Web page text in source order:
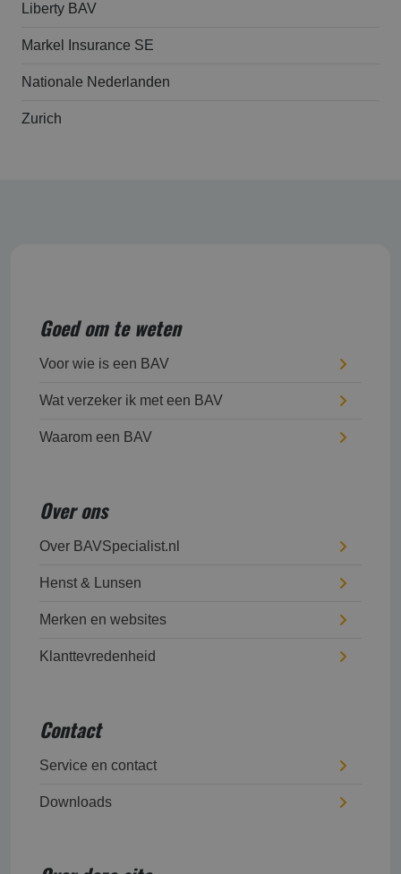
Liberty BAV
Markel Insurance SE
Nationale Nederlanden
Zurich
Goed om te weten
Voor wie is een BAV
Wat verzeker ik met een BAV
Waarom een BAV
Over ons
Over BAVSpecialist.nl
Henst & Lunsen
Merken en websites
Klanttevredenheid
Contact
Service en contact
Downloads